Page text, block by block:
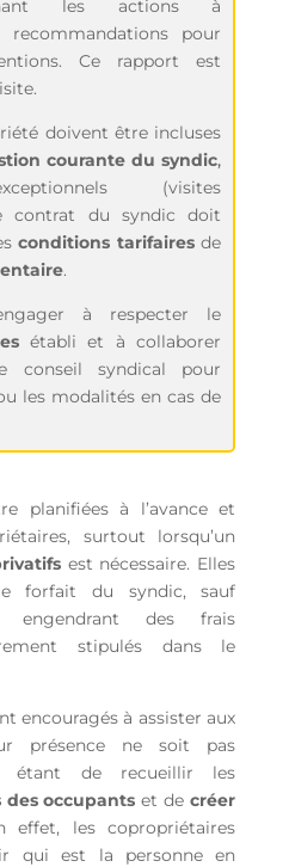
les actions à
pour
Ce rapport est
doivent être incluses
courante du syndic,
(visites
contrat du syndic doit
conditions tarifairesde
.
à respecter le
établi et à collaborer
conseil syndical pour
les modalités en cas de
planifiées à l’avance et
surtout lorsqu’un
est nécessaire. Elles
forfait du syndic, sauf
engendrant des frais
stipulés dans le
encouragés à assister aux
présence ne soit pas
étant de recueillir les
des occupants et decréer
effet, les copropriétaires
qui est la personne en